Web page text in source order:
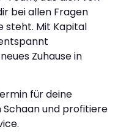
bei allen Fragen
steht. Mit Kapital
Zuhause in
für deine
und profitiere